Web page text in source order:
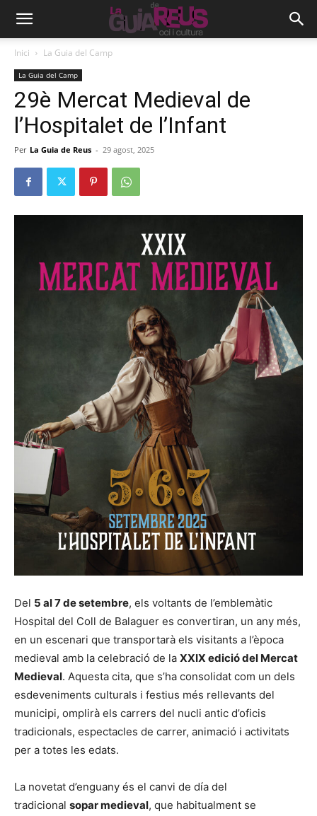
Inici La Guia del Camp
La Guia del Camp
29è Mercat Medieval de
l’Hospitalet de l’Infant
Per La Guia de Reus - 29 agost, 2025
Del 5 al 7 de setembre, els voltants de l’emblemàtic
Hospital del Coll de Balaguer es convertiran, un any més,
en un escenari que transportarà els visitants a l’època
medieval amb la celebració de la XXIX edició del Mercat
Medieval. Aquesta cita, que s’ha consolidat com un dels
esdeveniments culturals i festius més rellevants del
municipi, omplirà els carrers del nucli antic d’oficis
tradicionals, espectacles de carrer, animació i activitats
per a totes les edats.
La novetat d’enguany és el canvi de día del
tradicional sopar medieval, que habitualment se